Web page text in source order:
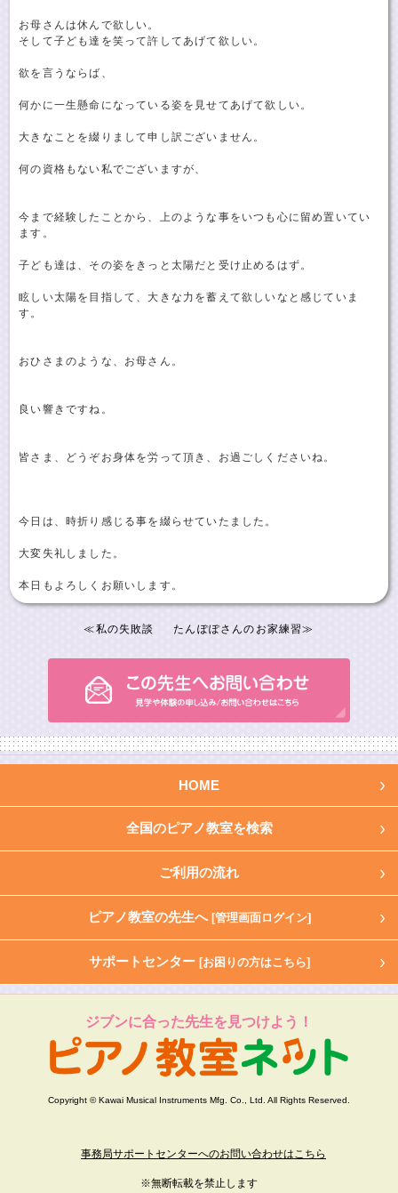
お母さんは休んで欲しい。
そして子ども達を笑って許してあげて欲しい。
欲を言うならば、
何かに一生懸命になっている姿を見せてあげて欲しい。
大きなことを綴りまして申し訳ございません。
何の資格もない私でございますが、
今まで経験したことから、上のような事をいつも心に留め置いてい
ます。
子ども達は、その姿をきっと太陽だと受け止めるはず。
眩しい太陽を目指して、大きな力を蓄えて欲しいなと感じていま
す。
おひさまのような、お母さん。
良い響きですね。
皆さま、どうぞお身体を労って頂き、お過ごしくださいね。
今日は、時折り感じる事を綴らせていたました。
大変失礼しました。
本日もよろしくお願いします。
≪私の失敗談 たんぽぽさんのお家練習≫
HOME
全国のピアノ教室を検索
ご利用の流れ
ピアノ教室の先生へ [管理画面ログイン]
サポートセンター [お困りの方はこちら]
ジブンに合った先生を見つけよう！
Copyright © Kawai Musical Instruments Mfg. Co., Ltd. All Rights Reserved.
事務局サポートセンターへのお問い合わせはこちら
※無断転載を禁止します